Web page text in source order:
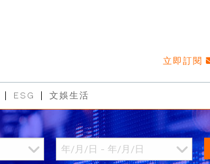
立即訂閱
ESG 文娛生活